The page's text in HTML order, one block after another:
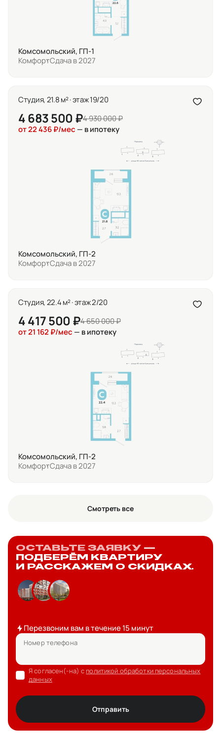
Комсомольский, ГП-1
КомфортСдача в 2027
Студия, 21.8 м² · этаж 19/20
4 683 500 ₽4 930 000 ₽
от 22 436 ₽/мес — в ипотеку
Комсомольский, ГП-2
КомфортСдача в 2027
Студия, 22.4 м² · этаж 2/20
4 417 500 ₽4 650 000 ₽
от 21 162 ₽/мес — в ипотеку
Комсомольский, ГП-2
КомфортСдача в 2027
Смотреть все
ОСТАВЬТЕ ЗАЯВКУ —
ПОДБЕРЁМ КВАРТИРУ
И РАССКАЖЕМ О СКИДКАХ.
Перезвоним вам в течение 15 минут
Номер телефона
Я согласен(-на) с политикой обработки персональных
данных
Отправить